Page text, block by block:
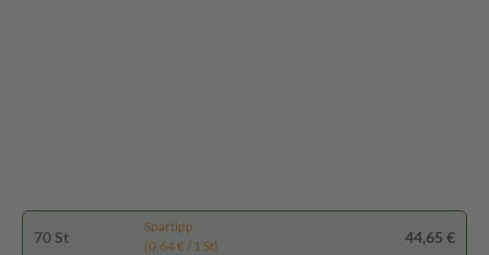
70 St
Spartipp
(0,64 € / 1 St)
44,65 €